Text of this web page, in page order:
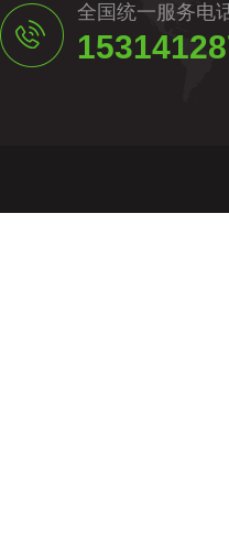
全国统一服务电